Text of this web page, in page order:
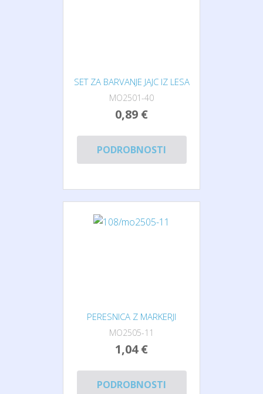
SET ZA BARVANJE JAJC IZ LESA
MO2501-40
0,89 €
PODROBNOSTI
PERESNICA Z MARKERJI
MO2505-11
1,04 €
PODROBNOSTI